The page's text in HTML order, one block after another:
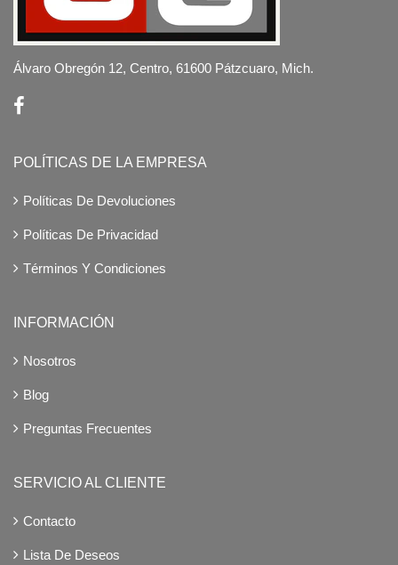
Álvaro Obregón 12, Centro, 61600 Pátzcuaro, Mich.
POLÍTICAS DE LA EMPRESA
Políticas De Devoluciones
Políticas De Privacidad
Términos Y Condiciones
INFORMACIÓN
Nosotros
Blog
Preguntas Frecuentes
SERVICIO AL CLIENTE
Contacto
Lista De Deseos